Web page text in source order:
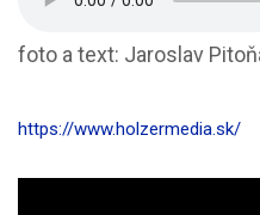
foto a text: Jaroslav
https://www.holzermedia.sk/